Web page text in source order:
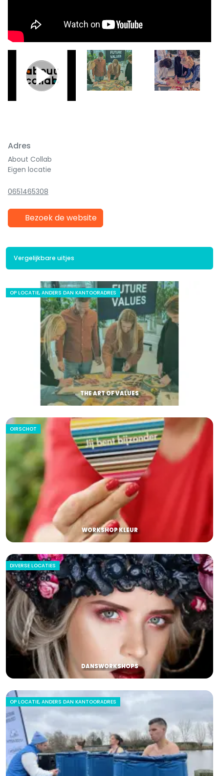
Previous
Adres
About Collab
Eigen locatie
0651465308
Bezoek de website
Vergelijkbare uitjes
OP LOCATIE, ANDERS DAN KANTOORADRES
THE ART OF VALUES
OIRSCHOT
WORKSHOP KLEUR
DIVERSE LOCATIES
DANSWORKSHOPS
OP LOCATIE, ANDERS DAN KANTOORADRES